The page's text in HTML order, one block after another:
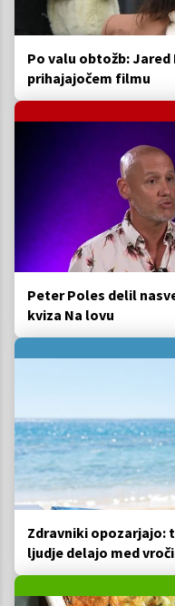
Po valu obtožb:
prihajajočem filmu
Peter Poles delil
kviza Na lovu
Zdravniki opozarjajo:
ljudje delajo med